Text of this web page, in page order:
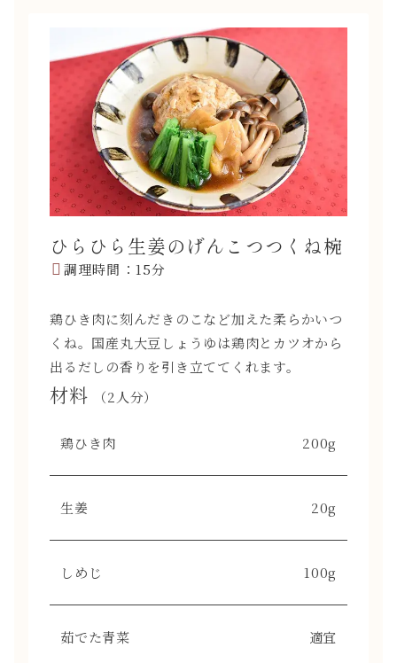
ひらひら生姜のげんこつつくね椀
調理時間：15分
鶏ひき肉に刻んだきのこなど加えた柔らかいつ
くね。国産丸大豆しょうゆは鶏肉とカツオから
出るだしの香りを引き立ててくれます。
材料 （2人分）
鶏ひき肉 200g
生姜 20g
しめじ 100g
茹でた青菜 適宜